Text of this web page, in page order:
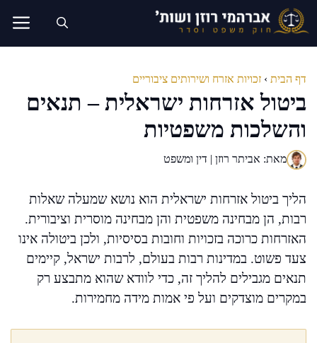
לדלג
לתוכן
דף הבית › זכויות אזרח ושירותים ציבוריים
ביטול אזרחות ישראלית – תנאים
והשלכות משפטיות
מאת: אביתר רוזן | דין ומשפט
הליך ביטול אזרחות ישראלית הוא נושא שמעלה שאלות
רבות, הן מבחינה משפטית והן מבחינה מוסרית וציבורית.
האזרחות כרוכה בזכויות וחובות בסיסיות, ולכן ביטולה אינו
צעד פשוט. במדינות רבות בעולם, לרבות ישראל, קיימים
תנאים מגבילים להליך זה, כדי לוודא שהוא מתבצע רק
במקרים מוצדקים ועל פי אמות מידה מחמירות.